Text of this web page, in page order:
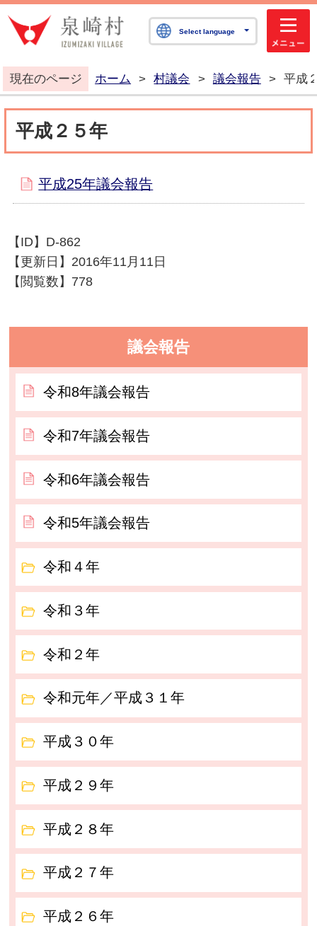
泉崎村公式ホームペ
Select language
現在のページ ホーム > 村議会 > 議会報告 > 平成
平成２５年
平成25年議会報告
【ID】 D-862
【更新日】 2016年11月11日
【閲覧数】 778
議会報告
令和8年議会報告
令和7年議会報告
令和6年議会報告
令和5年議会報告
令和４年
令和３年
令和２年
令和元年／平成３１年
平成３０年
平成２９年
平成２８年
平成２７年
平成２６年